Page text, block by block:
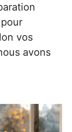
vos
avons